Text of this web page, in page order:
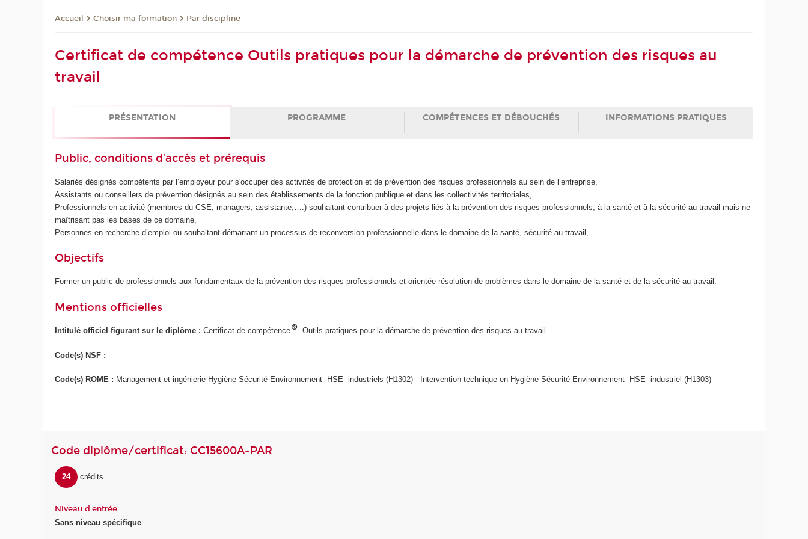
Accueil Choisir ma formation Par discipline
Certificat de compétence Outils pratiques pour la démarche de prévention des risques au
travail
PRÉSENTATION PROGRAMME COMPÉTENCES ET DÉBOUCHÉS INFORMATIONS PRATIQUES
Public, conditions d’accès et prérequis
Salariés désignés compétents par l’employeur pour s'occuper des activités de protection et de prévention des risques professionnels au sein de l’entreprise,
Assistants ou conseillers de prévention désignés au sein des établissements de la fonction publique et dans les collectivités territoriales,
Professionnels en activité (membres du CSE, managers, assistante,….) souhaitant contribuer à des projets liés à la prévention des risques professionnels, à la santé et à la sécurité au travail mais ne
maîtrisant pas les bases de ce domaine,
Personnes en recherche d’emploi ou souhaitant démarrant un processus de reconversion professionnelle dans le domaine de la santé, sécurité au travail,
Objectifs
Former un public de professionnels aux fondamentaux de la prévention des risques professionnels et orientée résolution de problèmes dans le domaine de la santé et de la sécurité au travail.
Mentions officielles
Intitulé officiel figurant sur le diplôme :Certificat de compétence Outils pratiques pour la démarche de prévention des risques au travail
Code(s) NSF :-
Code(s) ROME : Management et ingénierie Hygiène Sécurité Environnement -HSE- industriels (H1302) - Intervention technique en Hygiène Sécurité Environnement -HSE- industriel (H1303)
Code diplôme/certificat: CC15600A-PAR
24 crédits
Niveau d'entrée
Sans niveau spécifique